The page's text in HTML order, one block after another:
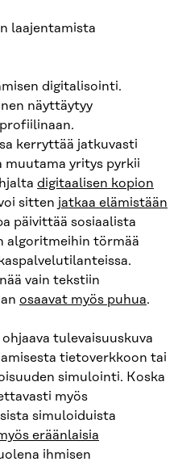
laajentamista
digitalisointi.
näyttäytyy
kerryttää jatkuvasti
yritys pyrkii
digitaalisen kopion
sitten jatkaa elämistään
päivittää sosiaalista
algoritmeihin törmää
vain tekstiin
osaavat myös puhua.
tulevaisuuskuva
tietoverkkoon tai
simulointi. Koska
myös
simuloiduista
eräänlaisia
ihmisen